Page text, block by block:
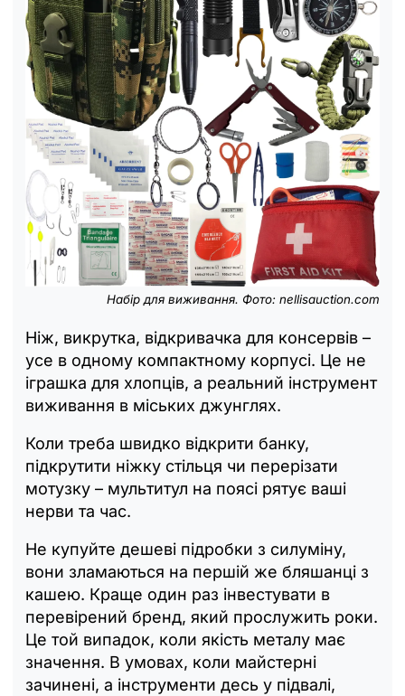
Набір для виживання. Фото: nellisauction.com
Ніж, викрутка, відкривачка для консервів –
усе в одному компактному корпусі. Це не
іграшка для хлопців, а реальний інструмент
виживання в міських джунглях.
Коли треба швидко відкрити банку,
підкрутити ніжку стільця чи перерізати
мотузку – мультитул на поясі рятує ваші
нерви та час.
Не купуйте дешеві підробки з силуміну,
вони зламаються на першій же бляшанці з
кашею. Краще один раз інвестувати в
перевірений бренд, який прослужить роки.
Це той випадок, коли якість металу має
значення. В умовах, коли майстерні
зачинені, а інструменти десь у підвалі,